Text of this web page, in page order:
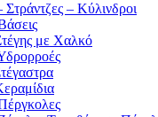
– Κύλινδροι
με Χαλκό